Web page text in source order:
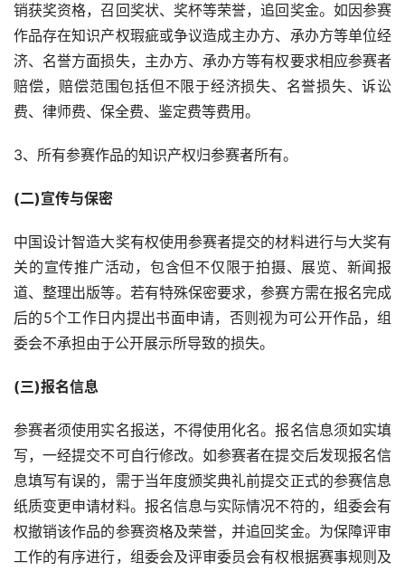
首
页
资
讯
销获奖资格，召回奖状、奖杯等荣誉，追回奖金。如因参赛
作品存在知识产权瑕疵或争议造成主办方、承办方等单位经
济、名誉方面损失，主办方、承办方等有权要求相应参赛者
赔偿，赔偿范围包括但不限于经济损失、名誉损失、诉讼
费、律师费、保全费、鉴定费等费用。
3、所有参赛作品的知识产权归参赛者所有。
(二)宣传与保密
中国设计智造大奖有权使用参赛者提交的材料进行与大奖有
关的宣传推广活动，包含但不仅限于拍摄、展览、新闻报
道、整理出版等。若有特殊保密要求，参赛方需在报名完成
后的5个工作日内提出书面申请，否则视为可公开作品，组
委会不承担由于公开展示所导致的损失。
(三)报名信息
参赛者须使用实名报送，不得使用化名。报名信息须如实填
写，一经提交不可自行修改。如参赛者在提交后发现报名信
息填写有误的，需于当年度颁奖典礼前提交正式的参赛信息
纸质变更申请材料。报名信息与实际情况不符的，组委会有
权撤销该作品的参赛资格及荣誉，并追回奖金。为保障评审
工作的有序进行，组委会及评审委员会有权根据赛事规则及